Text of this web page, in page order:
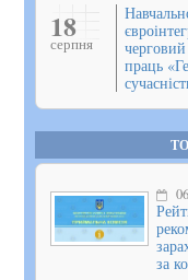
18
серпня
праць
за